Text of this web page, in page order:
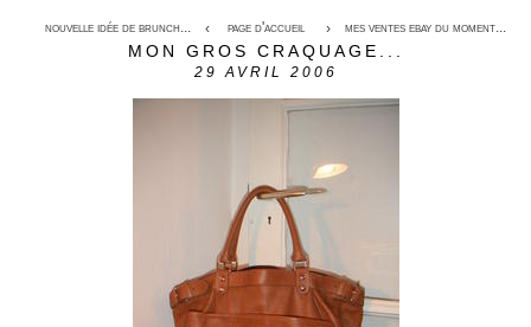
nouvelle idée de brunch... page d'accueil mes ventes ebay du moment...
MON GROS CRAQUAGE...
29 AVRIL 2006